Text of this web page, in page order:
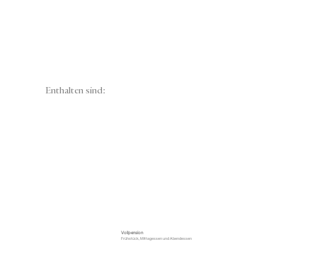
Enthalten sind:
Vollpension
Frühstück, Mittagessen und Abendessen